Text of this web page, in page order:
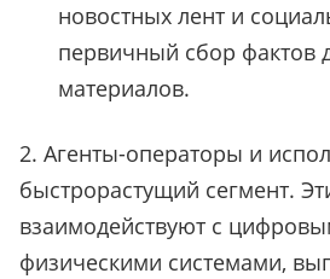
новостных лент и
первичный сбор фактов
материалов.
2. Агенты-операторы и
быстрорастущий сегмент.
взаимодействуют с
физическими системами,